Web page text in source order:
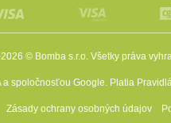
© Bomba s.r.o. Všetky práva
a spoločnosťou Google. Platia
Zásady ochrany osobných údajov